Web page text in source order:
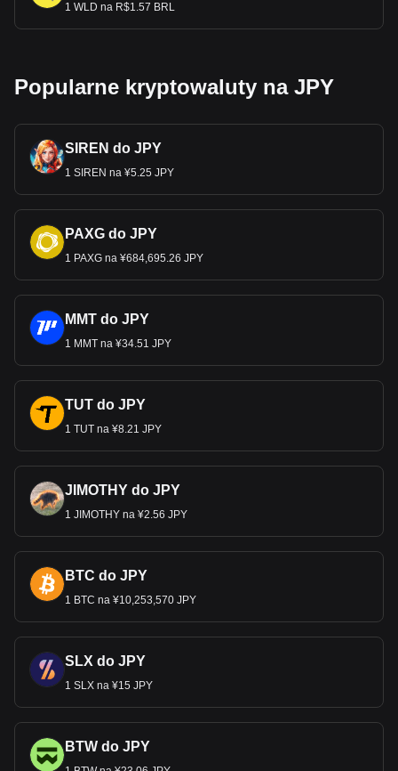
1 WLD na R$1.57 BRL
Popularne kryptowaluty na JPY
SIREN do JPY
1 SIREN na ¥5.25 JPY
PAXG do JPY
1 PAXG na ¥684,695.26 JPY
MMT do JPY
1 MMT na ¥34.51 JPY
TUT do JPY
1 TUT na ¥8.21 JPY
JIMOTHY do JPY
1 JIMOTHY na ¥2.56 JPY
BTC do JPY
1 BTC na ¥10,253,570 JPY
SLX do JPY
1 SLX na ¥15 JPY
BTW do JPY